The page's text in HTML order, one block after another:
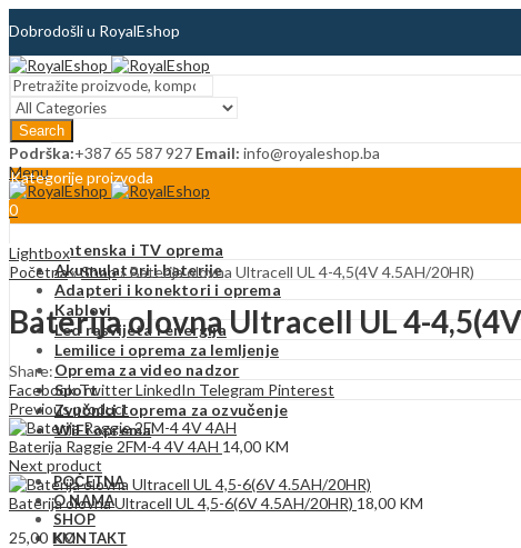
Dobrodošli u RoyalEshop
Blog
Kontakt
Search
Podrška:+387 65 587 927 Email: info@royaleshop.ba
Menu
0
Kategorije proizvoda
Antenska i TV oprema
Akumulatori i baterije
Adapteri i konektori i oprema
Kablovi
Led rasvijeta i energija
Lemilice i oprema za lemljenje
Oprema za video nadzor
Sport
Zvučnici i oprema za ozvučenje
WiFi oprema
POČETNA
O NAMA
SHOP
KONTAKT
Lightbox
Početna»Shop»Baterija olovna Ultracell UL 4-4,5(4V 4.5AH/20HR)
Baterija olovna Ultracell UL 4-
Share:
FacebookTwitterLinkedIn Telegram Pinterest
Previous product
Baterija Raggie 2FM-4 4V 4AH 14,00 KM
Next product
Baterija olovna Ultracell UL 4,5-6(6V 4.5AH/20HR) 18,00 KM
25,00 KM